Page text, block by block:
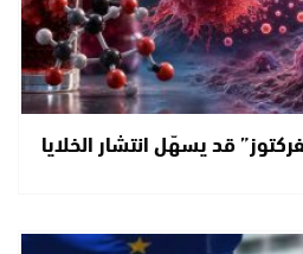
قد يسهّل انتشار الخلايا